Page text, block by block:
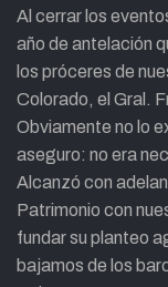
Al cerrar los
año de antelación
los próceres de
Colorado, el Gral.
Obviamente no lo
aseguro: no era
Alcanzó con
Patrimonio con
fundar su planteo
bajamos de los